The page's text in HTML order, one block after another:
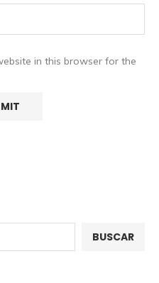
in this browser for the
BUSCAR